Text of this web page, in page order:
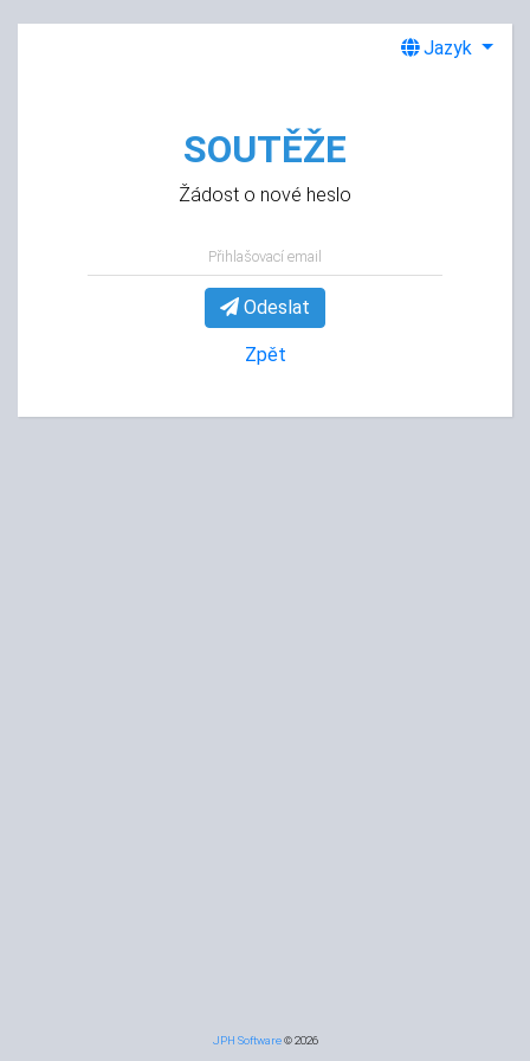
Jazyk
SOUTĚŽE
Žádost o nové heslo
Přihlašovací email
Odeslat
Zpět
JPH Software© 2026